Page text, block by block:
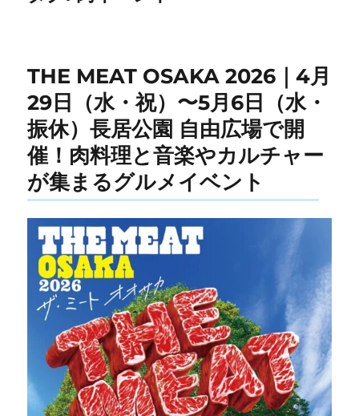
THE MEAT OSAKA 2026｜4月
29日（水・祝）〜5月6日（水・
振休）長居公園 自由広場で開
催！肉料理と音楽やカルチャー
が集まるグルメイベント